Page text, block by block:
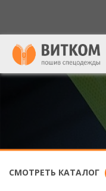
СМОТРЕТЬ КАТАЛОГ